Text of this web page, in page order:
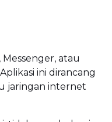
atau
ini dirancang
jaringan internet